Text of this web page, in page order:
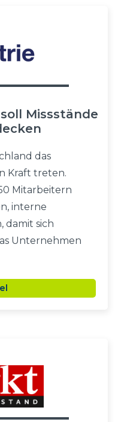
Missstände
das
Kraft treten.
Mitarbeitern
interne
damit sich
Unternehmen